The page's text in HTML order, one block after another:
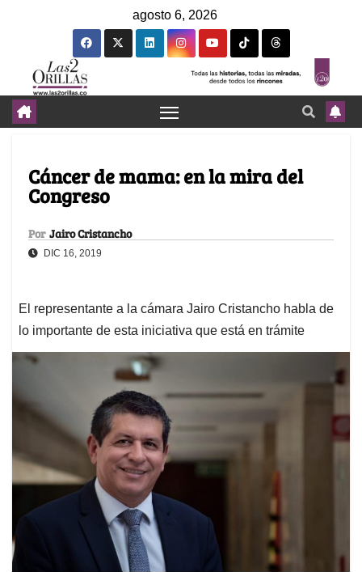
agosto 6, 2026
Cáncer de mama: en la mira del
Congreso
Por Jairo Cristancho
DIC 16, 2019
El representante a la cámara Jairo Cristancho habla de
lo importante de esta iniciativa que está en trámite